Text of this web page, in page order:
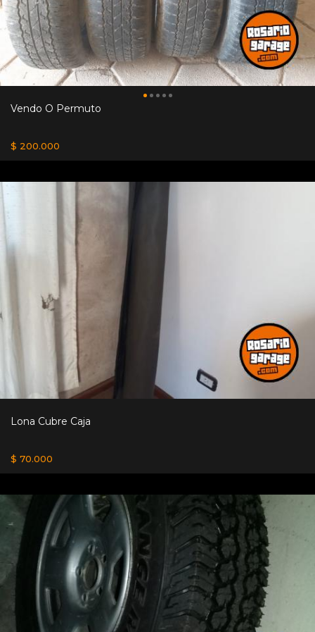
Vendo O Permuto
$ 200.000
Lona Cubre Caja
$ 70.000